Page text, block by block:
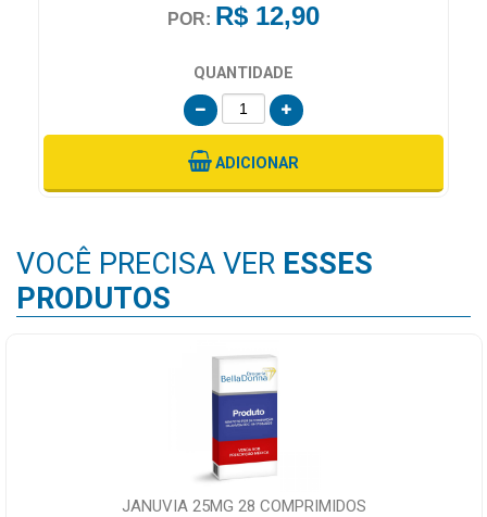
POR: R$ 12,90
QUANTIDADE
ADICIONAR
VOCÊ PRECISA VER ESSES
PRODUTOS
JANUVIA 25MG 28 COMPRIMIDOS